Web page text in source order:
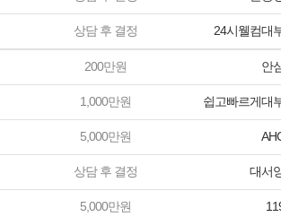
상담 후 결정 24시웰컴대
200만원 안
1,000만원 쉽고빠르게대
5,000만원
상담 후 결정 대서
5,000만원